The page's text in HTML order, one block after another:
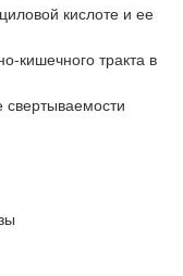
кислоте и ее
кишечного тракта в